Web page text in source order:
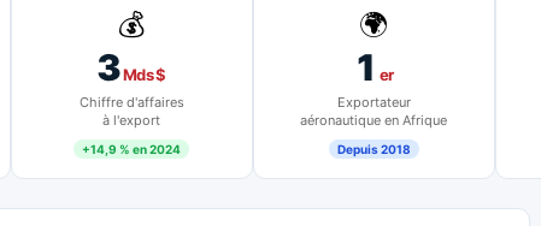
💰
3Mds $
Chiffre d'affaires
à l'export
+14,9 % en 2024
🌍
1 er
Exportateur
aéronautique en Afrique
Depuis 2018